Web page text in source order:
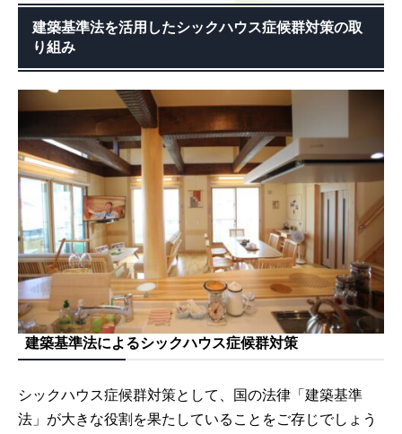
建築基準法を活用したシックハウス症候群対策の取
り組み
建築基準法によるシックハウス症候群対策
シックハウス症候群対策として、国の法律「建築基準
法」が大きな役割を果たしていることをご存じでしょう